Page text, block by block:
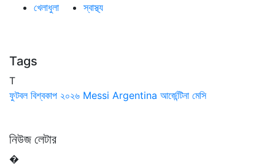
খেলাধুলা
স্বাস্থ্য
Tags
T
ফুটবল বিশ্বকাপ ২০২৬ Messi Argentina আর্জেন্টিনা মেসি
নিউজ লেটার
�